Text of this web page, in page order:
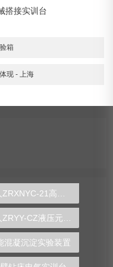
搭接实训台
箱
现 - 上海
混凝沉淀实验装置